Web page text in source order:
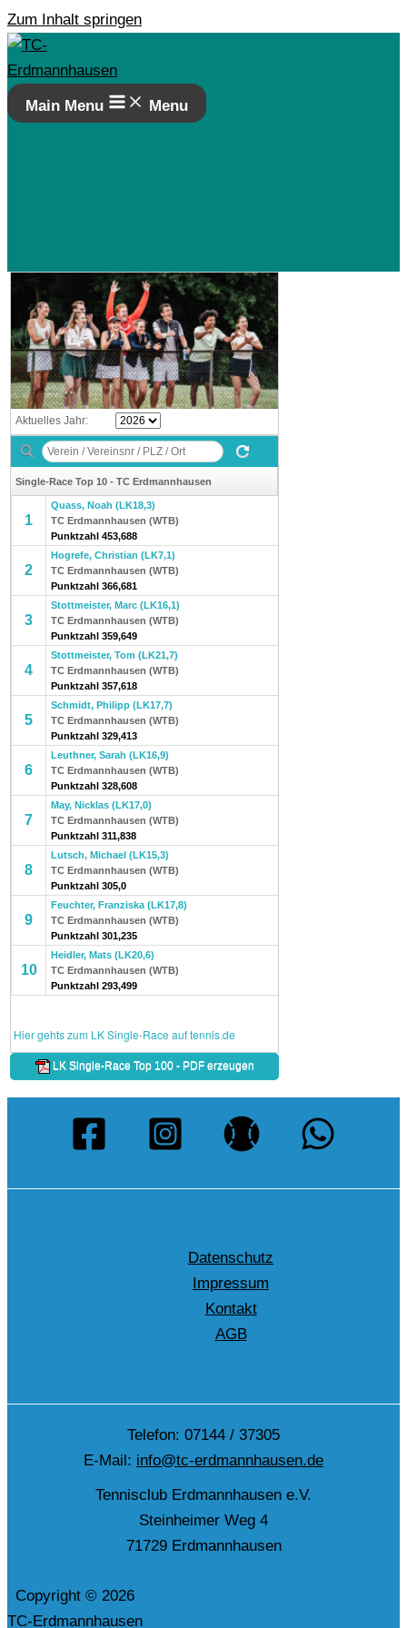
Zum Inhalt springen
Main Menu Menu
Datenschutz
Impressum
Kontakt
AGB
Telefon: 07144 / 37305
E-Mail: info@tc-erdmannhausen.de
Tennisclub Erdmannhausen e.V.
Steinheimer Weg 4
71729 Erdmannhausen
Copyright © 2026
TC-Erdmannhausen